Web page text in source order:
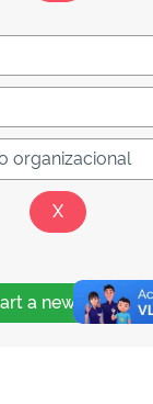
a new search